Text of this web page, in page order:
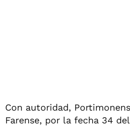
Con autoridad,
Farense, por la fecha 34